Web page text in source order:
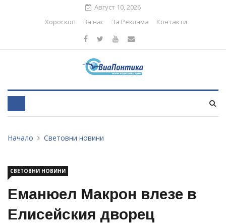
Август 10, 2026
Хороскоп
За нас За Реклама Контакти
Начало Световни новини
СВЕТОВНИ НОВИНИ
Еманюел Макрон влезе в
Елисейския дворец